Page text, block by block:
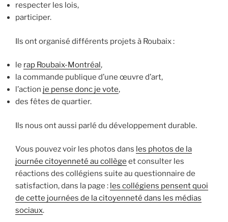
respecter les lois,
participer.
Ils ont organisé différents projets à Roubaix :
le rap Roubaix-Montréal,
la commande publique d’une œuvre d’art,
l’action je pense donc je vote,
des fêtes de quartier.
Ils nous ont aussi parlé du développement durable.
Vous pouvez voir les photos dans les photos de la
journée citoyenneté au collège et consulter les
réactions des collégiens suite au questionnaire de
satisfaction, dans la page : les collégiens pensent quoi
de cette journées de la citoyenneté dans les médias
sociaux.